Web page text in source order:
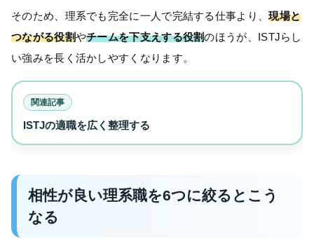
そのため、理系でも完全に一人で完結する仕事より、現場と
つながる役割やチームを下支えする役割のほうが、ISTJらし
い強みを長く活かしやすくなります。
関連記事
ISTJの適職を広く整理する
相性が良い理系職を6つに絞るとこう
なる